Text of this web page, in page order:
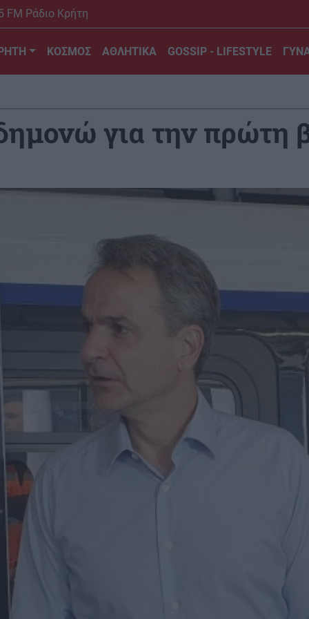
FM Ράδιο Κρήτη
ΚΟΣΜΟΣ ΑΘΛΗΤΙΚΑ GOSSIP - LIFESTYLE
για την πρώτη